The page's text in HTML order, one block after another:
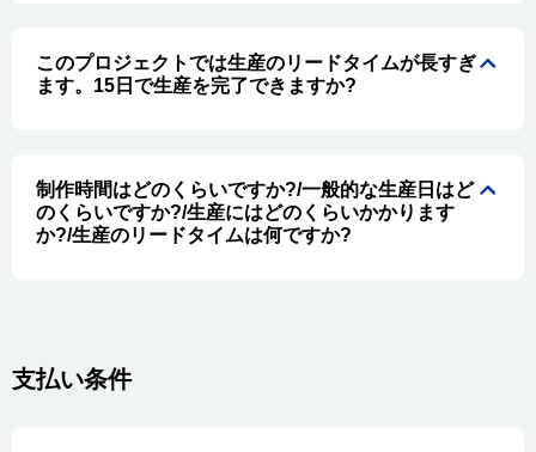
このプロジェクトでは生産のリードタイムが長すぎ
ます。15日で生産を完了できますか?
制作時間はどのくらいですか?/一般的な生産日はど
のくらいですか?/生産にはどのくらいかかります
か?/生産のリードタイムは何ですか?
支払い条件